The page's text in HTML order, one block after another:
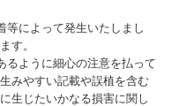
等によって発生いたしまし
す。
るように細心の注意を払って
みやすい記載や誤植を含む
生じたいかなる損害に関し